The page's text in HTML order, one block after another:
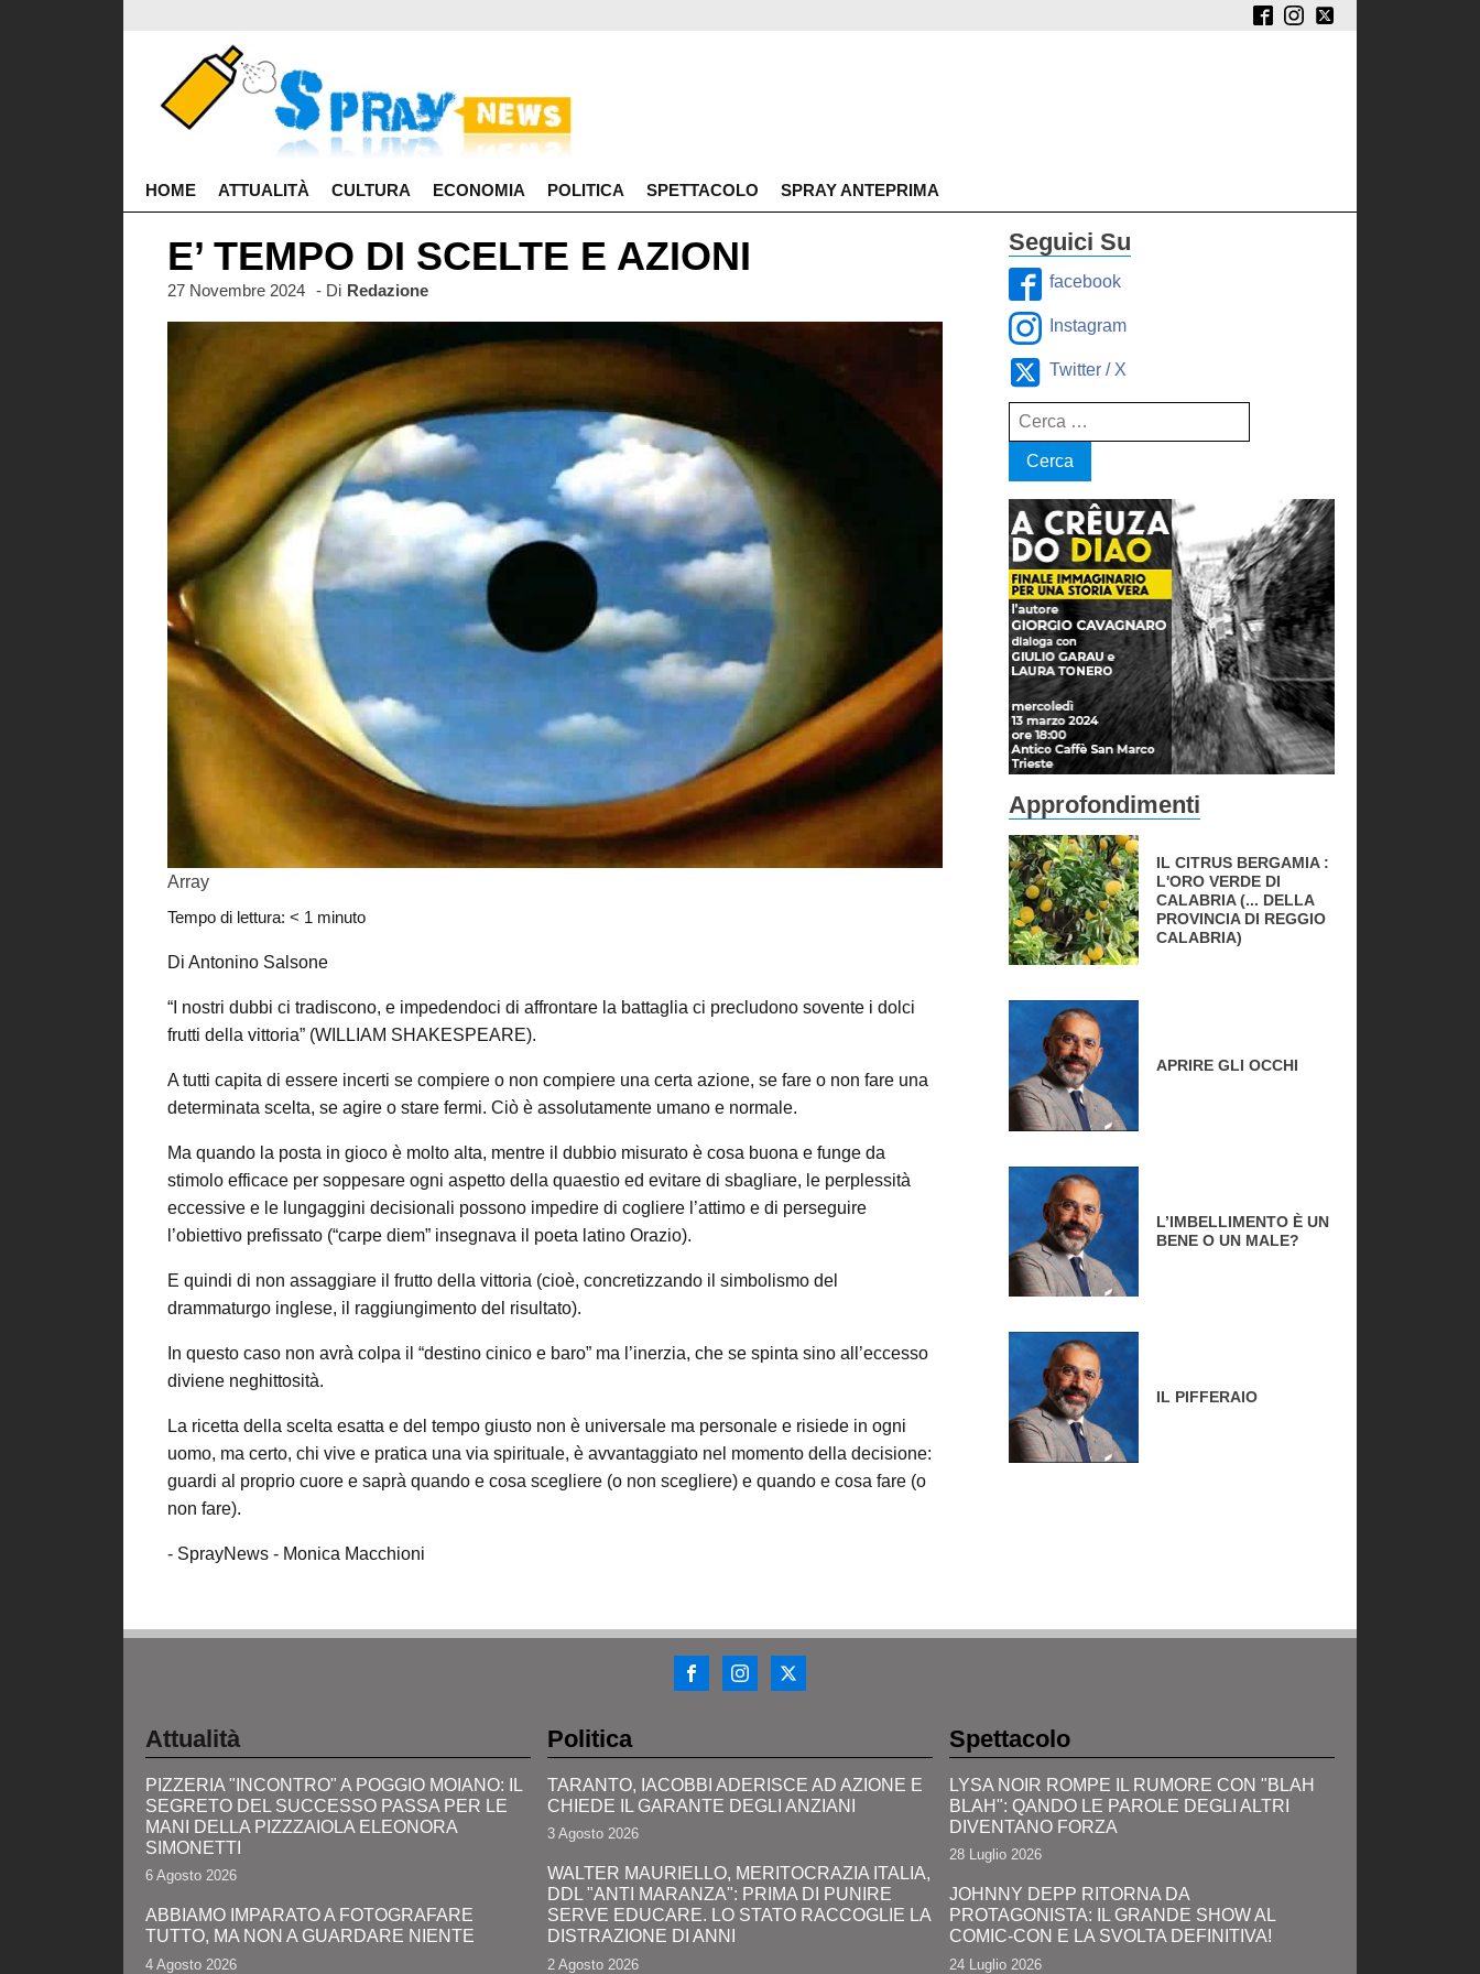
HOME ATTUALITÀ CULTURA ECONOMIA POLITICA SPETTACOLO SPRAY ANTEPRIMA
E’ TEMPO DI SCELTE E AZIONI
27 Novembre 2024 - Di Redazione
Array
Tempo di lettura: < 1 minuto
Di Antonino Salsone
“I nostri dubbi ci tradiscono, e impedendoci di affrontare la battaglia ci precludono sovente i dolci
frutti della vittoria” (WILLIAM SHAKESPEARE).
A tutti capita di essere incerti se compiere o non compiere una certa azione, se fare o non fare una
determinata scelta, se agire o stare fermi. Ciò è assolutamente umano e normale.
Ma quando la posta in gioco è molto alta, mentre il dubbio misurato è cosa buona e funge da
stimolo efficace per soppesare ogni aspetto della quaestio ed evitare di sbagliare, le perplessità
eccessive e le lungaggini decisionali possono impedire di cogliere l’attimo e di perseguire
l’obiettivo prefissato (“carpe diem” insegnava il poeta latino Orazio).
E quindi di non assaggiare il frutto della vittoria (cioè, concretizzando il simbolismo del
drammaturgo inglese, il raggiungimento del risultato).
In questo caso non avrà colpa il “destino cinico e baro” ma l’inerzia, che se spinta sino all’eccesso
diviene neghittosità.
La ricetta della scelta esatta e del tempo giusto non è universale ma personale e risiede in ogni
uomo, ma certo, chi vive e pratica una via spirituale, è avvantaggiato nel momento della decisione:
guardi al proprio cuore e saprà quando e cosa scegliere (o non scegliere) e quando e cosa fare (o
non fare).
- SprayNews - Monica Macchioni
Seguici Su
facebook
Instagram
Twitter / X
Ricerca
per:
Approfondimenti
IL CITRUS BERGAMIA :
L'ORO VERDE DI
CALABRIA (... DELLA
PROVINCIA DI REGGIO
CALABRIA)
APRIRE GLI OCCHI
L’IMBELLIMENTO È UN
BENE O UN MALE?
IL PIFFERAIO
Attualità
PIZZERIA "INCONTRO" A POGGIO MOIANO: IL
SEGRETO DEL SUCCESSO PASSA PER LE
MANI DELLA PIZZZAIOLA ELEONORA
SIMONETTI
6 Agosto 2026
ABBIAMO IMPARATO A FOTOGRAFARE
TUTTO, MA NON A GUARDARE NIENTE
4 Agosto 2026
Politica
TARANTO, IACOBBI ADERISCE AD AZIONE E
CHIEDE IL GARANTE DEGLI ANZIANI
3 Agosto 2026
WALTER MAURIELLO, MERITOCRAZIA ITALIA,
DDL "ANTI MARANZA": PRIMA DI PUNIRE
SERVE EDUCARE. LO STATO RACCOGLIE LA
DISTRAZIONE DI ANNI
2 Agosto 2026
Spettacolo
LYSA NOIR ROMPE IL RUMORE CON "BLAH
BLAH": QANDO LE PAROLE DEGLI ALTRI
DIVENTANO FORZA
28 Luglio 2026
JOHNNY DEPP RITORNA DA
PROTAGONISTA: IL GRANDE SHOW AL
COMIC-CON E LA SVOLTA DEFINITIVA!
24 Luglio 2026